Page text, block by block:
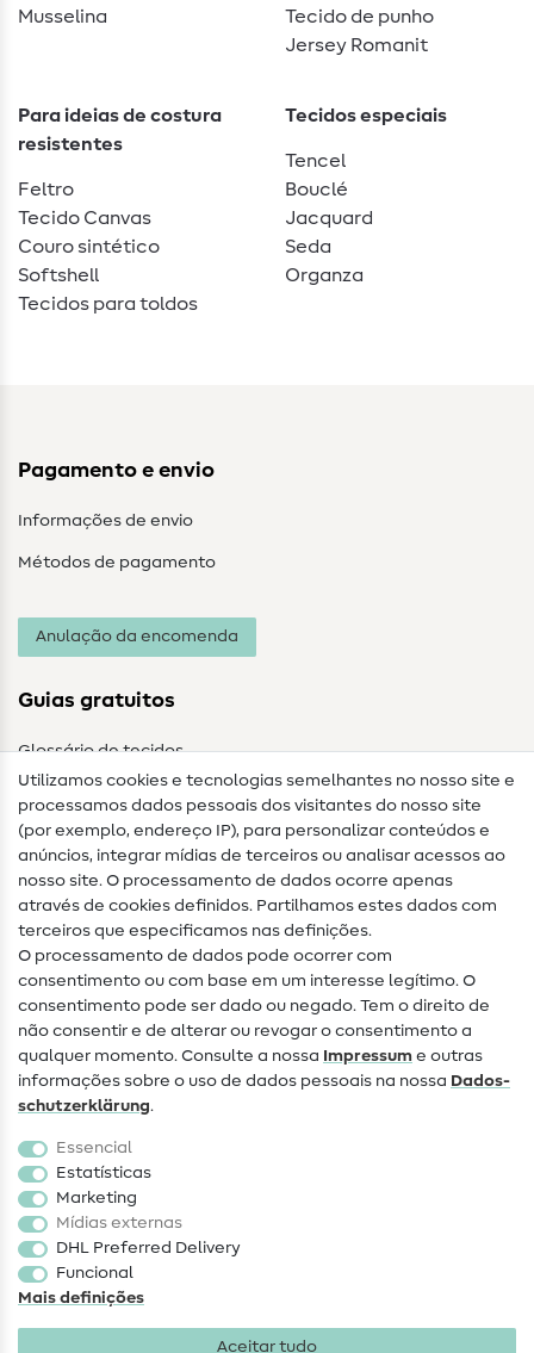
Musselina
Tecido de punho
Jersey Romanit
Para ideias de costura
resistentes
Feltro
Tecido Canvas
Couro sintético
Softshell
Tecidos para toldos
Tecidos especiais
Tencel
Bouclé
Jacquard
Seda
Organza
Pagamento e envio
Informações de envio
Métodos de pagamento
Anulação da encomenda
Guias gratuitos
Glossário de tecidos
Guias de costura
Ajuda e contacto
Contacto
Mudança de proprietário
Perguntas frequentes (FAQ)
Direito de cancelamento
Popular
Tecidos
Acessórios de costura
Promoção
Utilizamos cookies e tecnologias semelhantes no nosso site e
processamos dados pessoais dos visitantes do nosso site
(por exemplo, endereço IP), para personalizar conteúdos e
anúncios, integrar mídias de terceiros ou analisar acessos ao
nosso site. O processamento de dados ocorre apenas
através de cookies definidos. Partilhamos estes dados com
terceiros que especificamos nas definições.
O processamento de dados pode ocorrer com
consentimento ou com base em um interesse legítimo. O
consentimento pode ser dado ou negado. Tem o direito de
não consentir e de alterar ou revogar o consentimento a
qualquer momento. Consulte a nossa Impressum e outras
informações sobre o uso de dados pessoais na nossa Dados­
schutz­erklärung.
Essencial
Estatísticas
Marketing
Mídias externas
DHL Preferred Delivery
Funcional
Mais definições
Aceitar tudo